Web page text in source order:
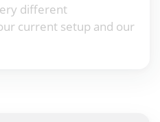
different
current setup and our